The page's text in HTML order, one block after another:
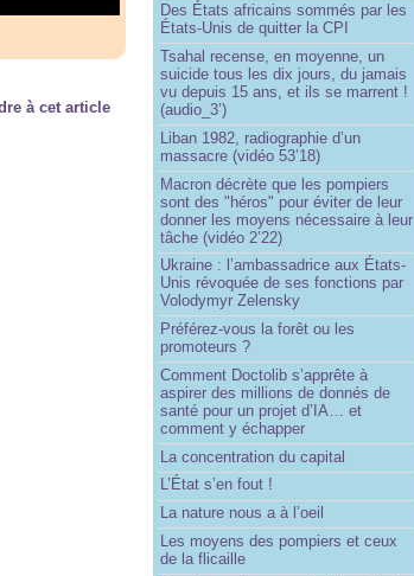
à cet article
Des États africains sommés par les
États-Unis de quitter la CPI
Tsahal recense, en moyenne, un
suicide tous les dix jours, du jamais
vu depuis 15 ans, et ils se marrent !
(audio_3’)
Liban 1982, radiographie d’un
massacre (vidéo 53’18)
Macron décrète que les pompiers
sont des "héros" pour éviter de leur
donner les moyens nécessaire à leur
tâche (vidéo 2’22)
Ukraine : l’ambassadrice aux États-
Unis révoquée de ses fonctions par
Volodymyr Zelensky
Préférez-vous la forêt ou les
promoteurs ?
Comment Doctolib s’apprête à
aspirer des millions de donnés de
santé pour un projet d’IA… et
comment y échapper
La concentration du capital
L’État s’en fout !
La nature nous a à l’oeil
Les moyens des pompiers et ceux
de la flicaille